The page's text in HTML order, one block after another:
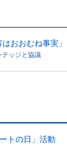
おおむね事実
ッジと協議
トの日」活動